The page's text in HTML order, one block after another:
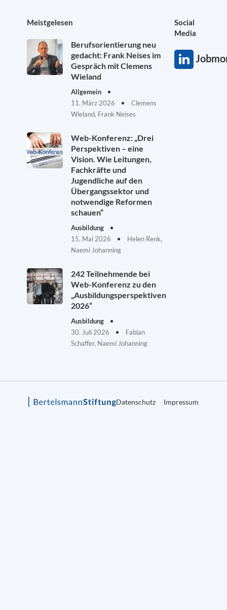
Meistgelesen
Berufsorientierung neu
gedacht: Frank Neises im
Gespräch mit Clemens
Wieland
Allgemein
11. März 2026
Clemens
Wieland, Frank Neises
Web-Konferenz: „Drei
Perspektiven – eine
Vision. Wie Leitungen,
Fachkräfte und
Jugendliche auf den
Übergangssektor und
notwendige Reformen
schauen“
Ausbildung
15. Mai 2026
Helen Renk,
Naemi Johanning
242 Teilnehmende bei
Web-Konferenz zu den
„Ausbildungsperspektiven
2026“
Ausbildung
30. Juli 2026
Fabian
Schaffer, Naemi Johanning
Social
Media
Datenschutz Impressum